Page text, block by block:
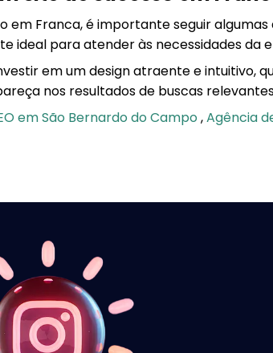
em Franca, é importante seguir
ideal para atender às necessidades da
em um design atraente e intuitivo,
nos resultados de buscas
em São Bernardo do Campo,Agência